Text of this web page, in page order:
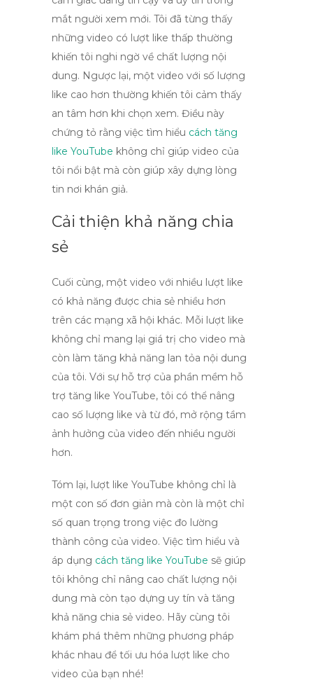
mắt người xem mới. Tôi đã từng thấy
những video có lượt like thấp thường
khiến tôi nghi ngờ về chất lượng nội
dung. Ngược lại, một video với số lượng
like cao hơn thường khiến tôi cảm thấy
an tâm hơn khi chọn xem. Điều này
chứng tỏ rằng việc tìm hiểu cách tăng
like YouTube không chỉ giúp video của
tôi nổi bật mà còn giúp xây dựng lòng
tin nơi khán giả.
Cải thiện khả năng chia
sẻ
Cuối cùng, một video với nhiều lượt like
có khả năng được chia sẻ nhiều hơn
trên các mạng xã hội khác. Mỗi lượt like
không chỉ mang lại giá trị cho video mà
còn làm tăng khả năng lan tỏa nội dung
của tôi. Với sự hỗ trợ của phần mềm hỗ
trợ tăng like YouTube, tôi có thể nâng
cao số lượng like và từ đó, mở rộng tầm
ảnh hưởng của video đến nhiều người
hơn.
Tóm lại, lượt like YouTube không chỉ là
một con số đơn giản mà còn là một chỉ
số quan trọng trong việc đo lường
thành công của video. Việc tìm hiểu và
áp dụng cách tăng like YouTube sẽ giúp
tôi không chỉ nâng cao chất lượng nội
dung mà còn tạo dựng uy tín và tăng
khả năng chia sẻ video. Hãy cùng tôi
khám phá thêm những phương pháp
khác nhau để tối ưu hóa lượt like cho
video của bạn nhé!